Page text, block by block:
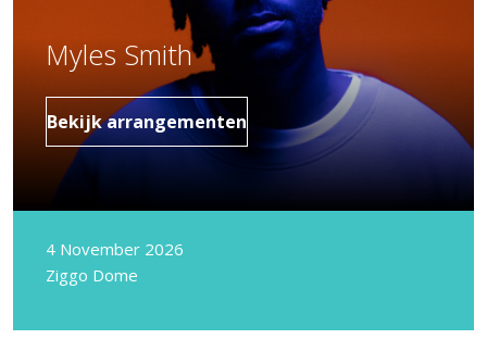
Myles Smith
Bekijk arrangementen
4 November 2026
Ziggo Dome